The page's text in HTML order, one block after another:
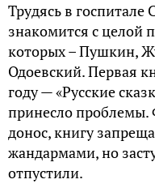
Трудясь в госпитале
знакомится с целой
которых – Пушкин,
Одоевский. Первая
году — «Русские
принесло проблемы.
донос, книгу
жандармами, но
отпустили.